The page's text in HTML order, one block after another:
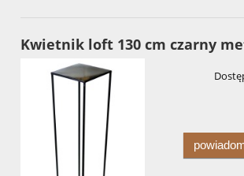
Kwietnik loft 130 cm czarny